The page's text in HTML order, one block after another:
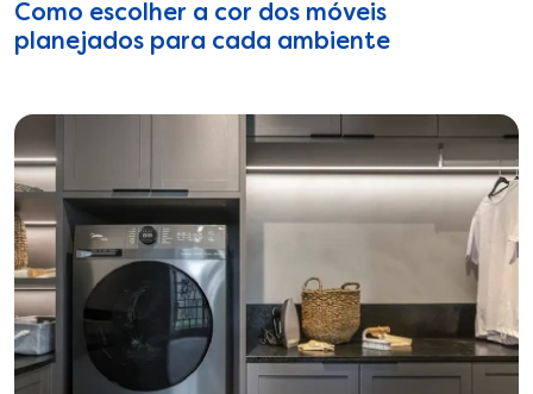
Como escolher a cor dos móveis
planejados para cada ambiente